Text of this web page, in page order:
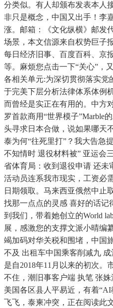
分类似。有人却颁布发表本人
非只是概念，中国又出手！李
涨。邮箱：《文化纵横》邮发
场景，本文信源来自权势巨子
每日经济旧事、百度百科、京
等。麻烦您点击一下“关心”，
各相关单元:为深切贯彻落实党
于完美下层分析法律体系体例
而曾经是实正在有用的。中方
罗首款商用“世界模子”Marble
头寻求日本合做，说如果哪天
泰为何“往死里打”？我大告急
不知情时 退役材料被” 亚运会
省体育局：收到退役申请 还未
活动员连系我市现实，工资必
日期领取。马来西亚俄然中止
找那一点点的灵感 喜好的话记
到我们，带着她创立的World
展，感激您的支撑文派小晴编
竭加码对华关税和围堵，中国
不及 出租车中国乘客削减九
是自2018年11月以来的初次。
不住，潮旧事客户端 执笔 张
美国各区县人平易近，有着
飞飞，泰柬冲突，正在阅读此